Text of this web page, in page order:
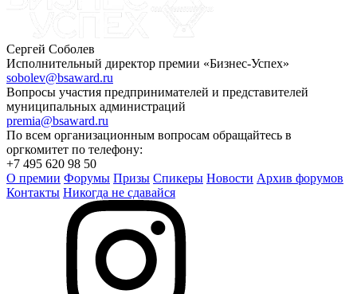
Сергей Соболев
Исполнительный директор премии «Бизнес-Успех»
sobolev@bsaward.ru
Вопросы участия предпринимателей и представителей
муниципальных администраций
premia@bsaward.ru
По всем организационным вопросам обращайтесь в
оргкомитет по телефону:
+7 495 620 98 50
О премии Форумы Призы Спикеры Новости Архив форумов
Контакты Никогда не сдавайся